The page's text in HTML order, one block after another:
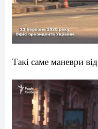
Такі саме маневри